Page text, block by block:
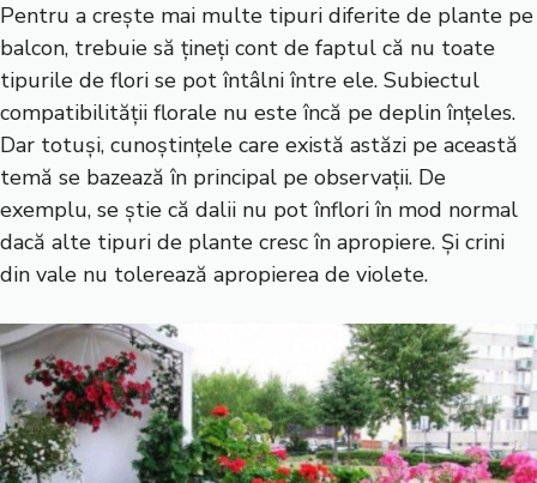
Pentru a crește mai multe tipuri diferite de plante pe
balcon, trebuie să țineți cont de faptul că nu toate
tipurile de flori se pot întâlni între ele. Subiectul
compatibilității florale nu este încă pe deplin înțeles.
Dar totuși, cunoștințele care există astăzi pe această
temă se bazează în principal pe observații. De
exemplu, se știe că dalii nu pot înflori în mod normal
dacă alte tipuri de plante cresc în apropiere. Și crini
din vale nu tolerează apropierea de violete.